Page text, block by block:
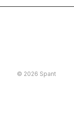
© 2026 Spant